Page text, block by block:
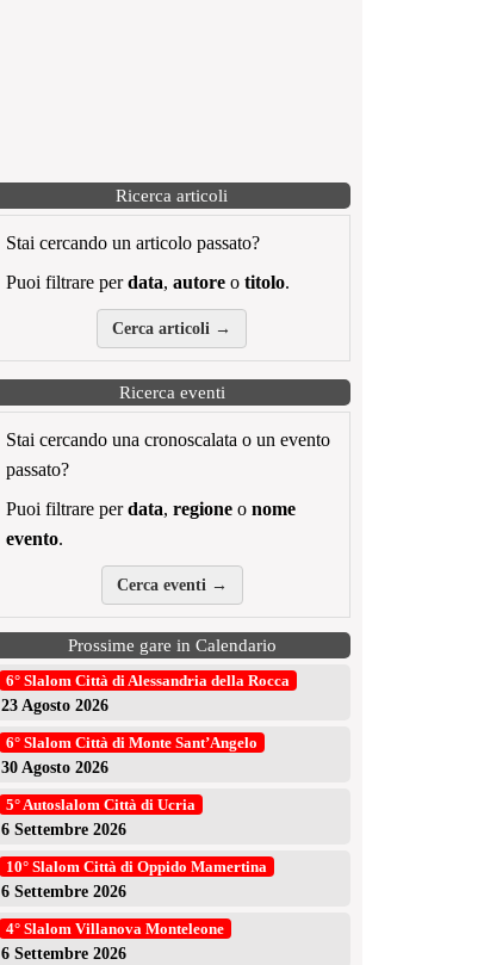
Ricerca articoli
Stai cercando un articolo passato?
Puoi filtrare perdata, autore o titolo.
Cerca articoli →
Ricerca eventi
Stai cercando una cronoscalata o un evento
passato?
Puoi filtrare perdata, regione o nome
evento.
Cerca eventi →
Prossime gare in Calendario
6° Slalom Città di Alessandria della Rocca
23 Agosto 2026
6° Slalom Città di Monte Sant’Angelo
30 Agosto 2026
5° Autoslalom Città di Ucria
6 Settembre 2026
10° Slalom Città di Oppido Mamertina
6 Settembre 2026
4° Slalom Villanova Monteleone
6 Settembre 2026